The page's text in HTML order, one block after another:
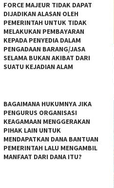
FORCE MAJEUR TIDAK DAPAT
DIJADIKAN ALASAN OLEH
PEMERINTAH UNTUK TIDAK
MELAKUKAN PEMBAYARAN
KEPADA PENYEDIA DALAM
PENGADAAN BARANG/JASA
SELAMA BUKAN AKIBAT DARI
SUATU KEJADIAN ALAM
BAGAIMANA HUKUMNYA JIKA
PENGURUS ORGANISASI
KEAGAMAAN MENGGERAKAN
PIHAK LAIN UNTUK
MENDAPATKAN DANA BANTUAN
PEMERINTAH LALU MENGAMBIL
MANFAAT DARI DANA ITU?